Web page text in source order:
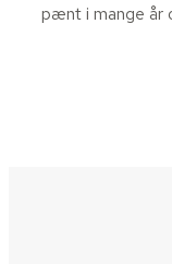
pænt i mange år